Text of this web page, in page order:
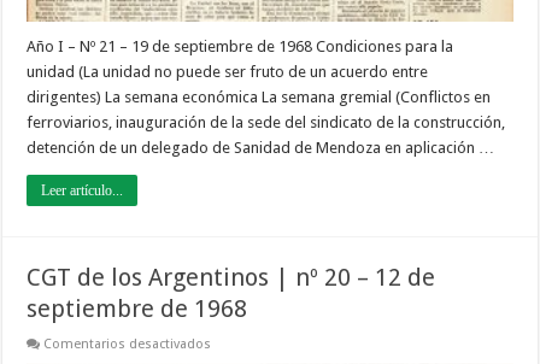
Año I – Nº 21 – 19 de septiembre de 1968 Condiciones para la
unidad (La unidad no puede ser fruto de un acuerdo entre
dirigentes) La semana económica La semana gremial (Conflictos en
ferroviarios, inauguración de la sede del sindicato de la construcción,
detención de un delegado de Sanidad de Mendoza en aplicación …
Leer artículo...
CGT de los Argentinos | nº 20 – 12 de
septiembre de 1968
Comentarios desactivados